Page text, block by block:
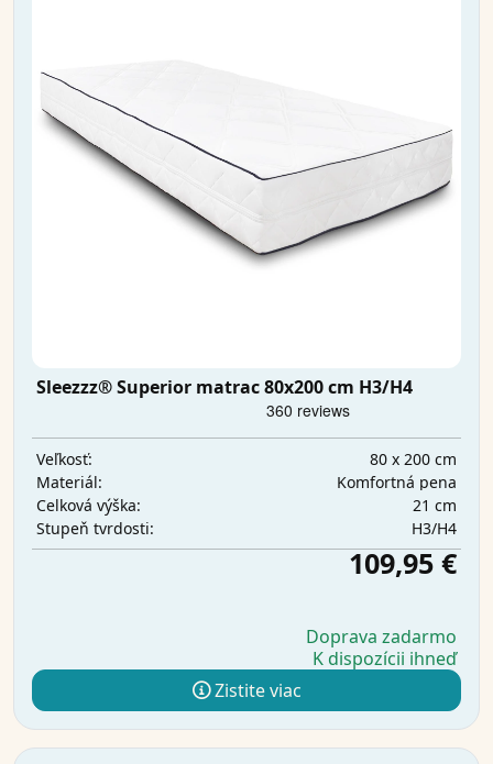
Sleezzz® Superior matrac 80x200 cm H3/H4
Veľkosť:
80 x 200 cm
Materiál:
Komfortná pena
Celková výška:
21 cm
Stupeň tvrdosti:
H3/H4
109,95 €
Doprava zadarmo
K dispozícii ihneď
Zistite viac